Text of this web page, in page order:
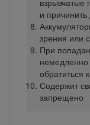
и
зрения или
При
немедленно
обратиться
Содержит
запрещено